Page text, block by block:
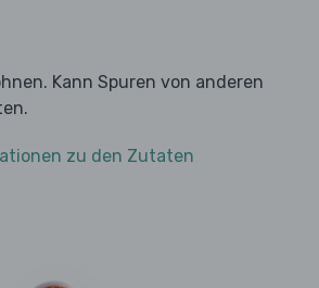
Kann Spuren von anderen
zu den Zutaten